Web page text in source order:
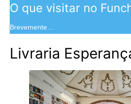
O que visitar no
Brevemente…
Livraria